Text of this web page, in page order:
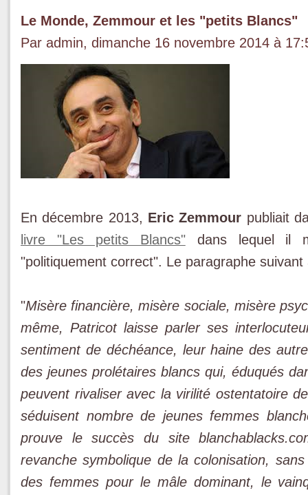
Le Monde, Zemmour et les "petits Blancs"
Par admin, dimanche 16 novembre 2014 à
En décembre 2013, Eric Zemmour publiait
livre "Les petits Blancs"dans lequel il
"politiquement correct". Le paragraphe
"Misère financière, misère sociale, misère
même, Patricot laisse parler ses
sentiment de déchéance, leur haine des
des jeunes prolétaires blancs qui, éduqués
peuvent rivaliser avec la virilité ostentatoire
séduisent nombre de jeunes femmes
prouve le succès du site
revanche symbolique de la colonisation,
des femmes pour le mâle dominant, le